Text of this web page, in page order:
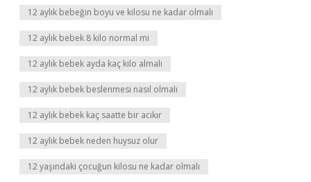
12 aylık bebeğin boyu ve kilosu ne kadar olmalı
12 aylık bebek 8 kilo normal mi
12 aylık bebek ayda kaç kilo almalı
12 aylık bebek beslenmesi nasıl olmalı
12 aylık bebek kaç saatte bir acıkır
12 aylık bebek neden huysuz olur
12 yaşındaki çocuğun kilosu ne kadar olmalı